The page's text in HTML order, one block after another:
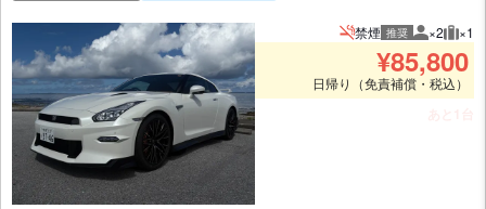
禁煙 推奨 推奨人数
×2 推
×1
¥85,800
日帰り（免責補償・税込）